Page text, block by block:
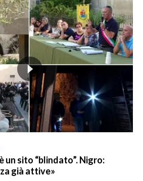
un sito “blindato”. Nigro:
già attive»